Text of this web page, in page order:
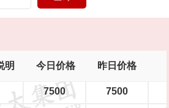
明 今日价格 昨日价格
7500 7500